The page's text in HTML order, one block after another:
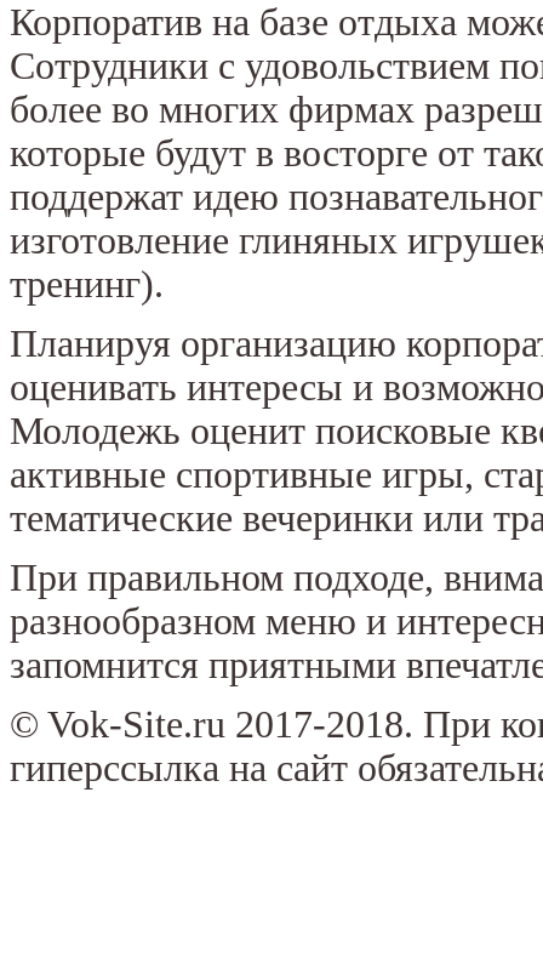
Корпоратив на базе отдыха
Сотрудники с удовольствием
более во многих фирмах
которые будут в восторге от
поддержат идею
изготовление глиняных
тренинг).
Планируя организацию
оценивать интересы и
Молодежь оценит поисковые
активные спортивные игры,
тематические вечеринки или
При правильном подходе,
разнообразном меню и
запомнится приятными
© Vok-Site.ru 2017-2018. При
гиперссылка на сайт